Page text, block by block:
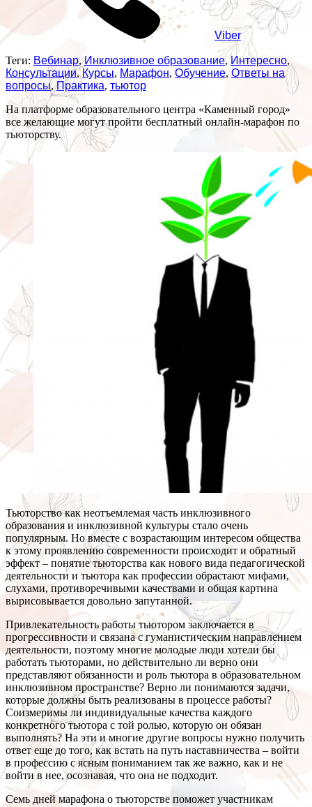
Viber
Теги: Вебинар,Инклюзивное образование, Интересно,
Консультации, Курсы, Марафон, Обучение, Ответы на
вопросы,Практика, тьютор
На платформе образовательного центра «Каменный город»
все желающие могут пройти бесплатный онлайн-марафон по
тьюторству.
Тьюторство как неотъемлемая часть инклюзивного
образования и инклюзивной культуры стало очень
популярным. Но вместе с возрастающим интересом общества
к этому проявлению современности происходит и обратный
эффект – понятие тьюторства как нового вида педагогической
деятельности и тьютора как профессии обрастают мифами,
слухами, противоречивыми качествами и общая картина
вырисовывается довольно запутанной.
Привлекательность работы тьютором заключается в
прогрессивности и связана с гуманистическим направлением
деятельности, поэтому многие молодые люди хотели бы
работать тьюторами, но действительно ли верно они
представляют обязанности и роль тьютора в образовательном
инклюзивном пространстве? Верно ли понимаются задачи,
которые должны быть реализованы в процессе работы?
Соизмеримы ли индивидуальные качества каждого
конкретного тьютора с той ролью, которую он обязан
выполнять? На эти и многие другие вопросы нужно получить
ответ еще до того, как встать на путь наставничества – войти
в профессию с ясным пониманием так же важно, как и не
войти в нее, осознавая, что она не подходит.
Семь дней марафона о тьюторстве поможет участникам